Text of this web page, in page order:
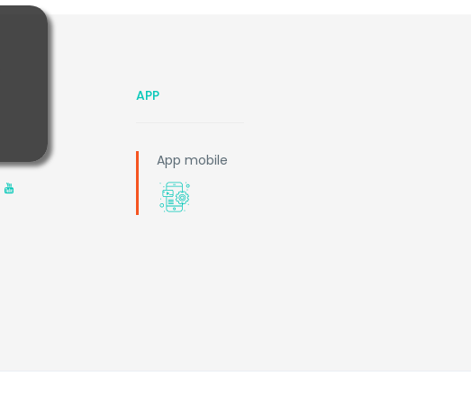
APP
App mobile